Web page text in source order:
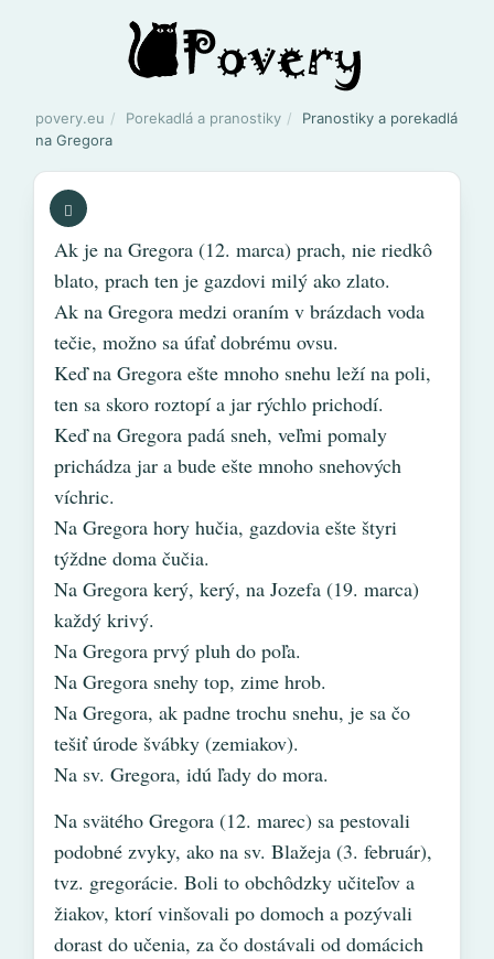
povery.eu Porekadlá a pranostiky
Pranostiky a porekadlá
na Gregora
Ak je na Gregora (12. marca) prach, nie riedkô
blato, prach ten je gazdovi milý ako zlato.
Ak na Gregora medzi oraním v brázdach voda
tečie, možno sa úfať dobrému ovsu.
Keď na Gregora ešte mnoho snehu leží na poli,
ten sa skoro roztopí a jar rýchlo prichodí.
Keď na Gregora padá sneh, veľmi pomaly
prichádza jar a bude ešte mnoho snehových
víchric.
Na Gregora hory hučia, gazdovia ešte štyri
týždne doma čučia.
Na Gregora kerý, kerý, na Jozefa (19. marca)
každý krivý.
Na Gregora prvý pluh do poľa.
Na Gregora snehy top, zime hrob.
Na Gregora, ak padne trochu snehu, je sa čo
tešiť úrode švábky (zemiakov).
Na sv. Gregora, idú ľady do mora.
Na svätého Gregora (12. marec) sa pestovali
podobné zvyky, ako na sv. Blažeja (3. február),
tvz. gregorácie. Boli to obchôdzky učiteľov a
žiakov, ktorí vinšovali po domoch a pozývali
dorast do učenia, za čo dostávali od domácich